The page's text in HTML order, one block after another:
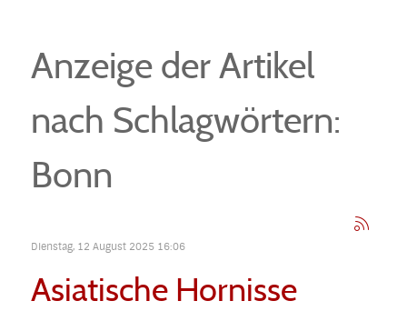
Anzeige der Artikel
nach Schlagwörtern:
Bonn
Dienstag, 12 August 2025 16:06
Asiatische Hornisse